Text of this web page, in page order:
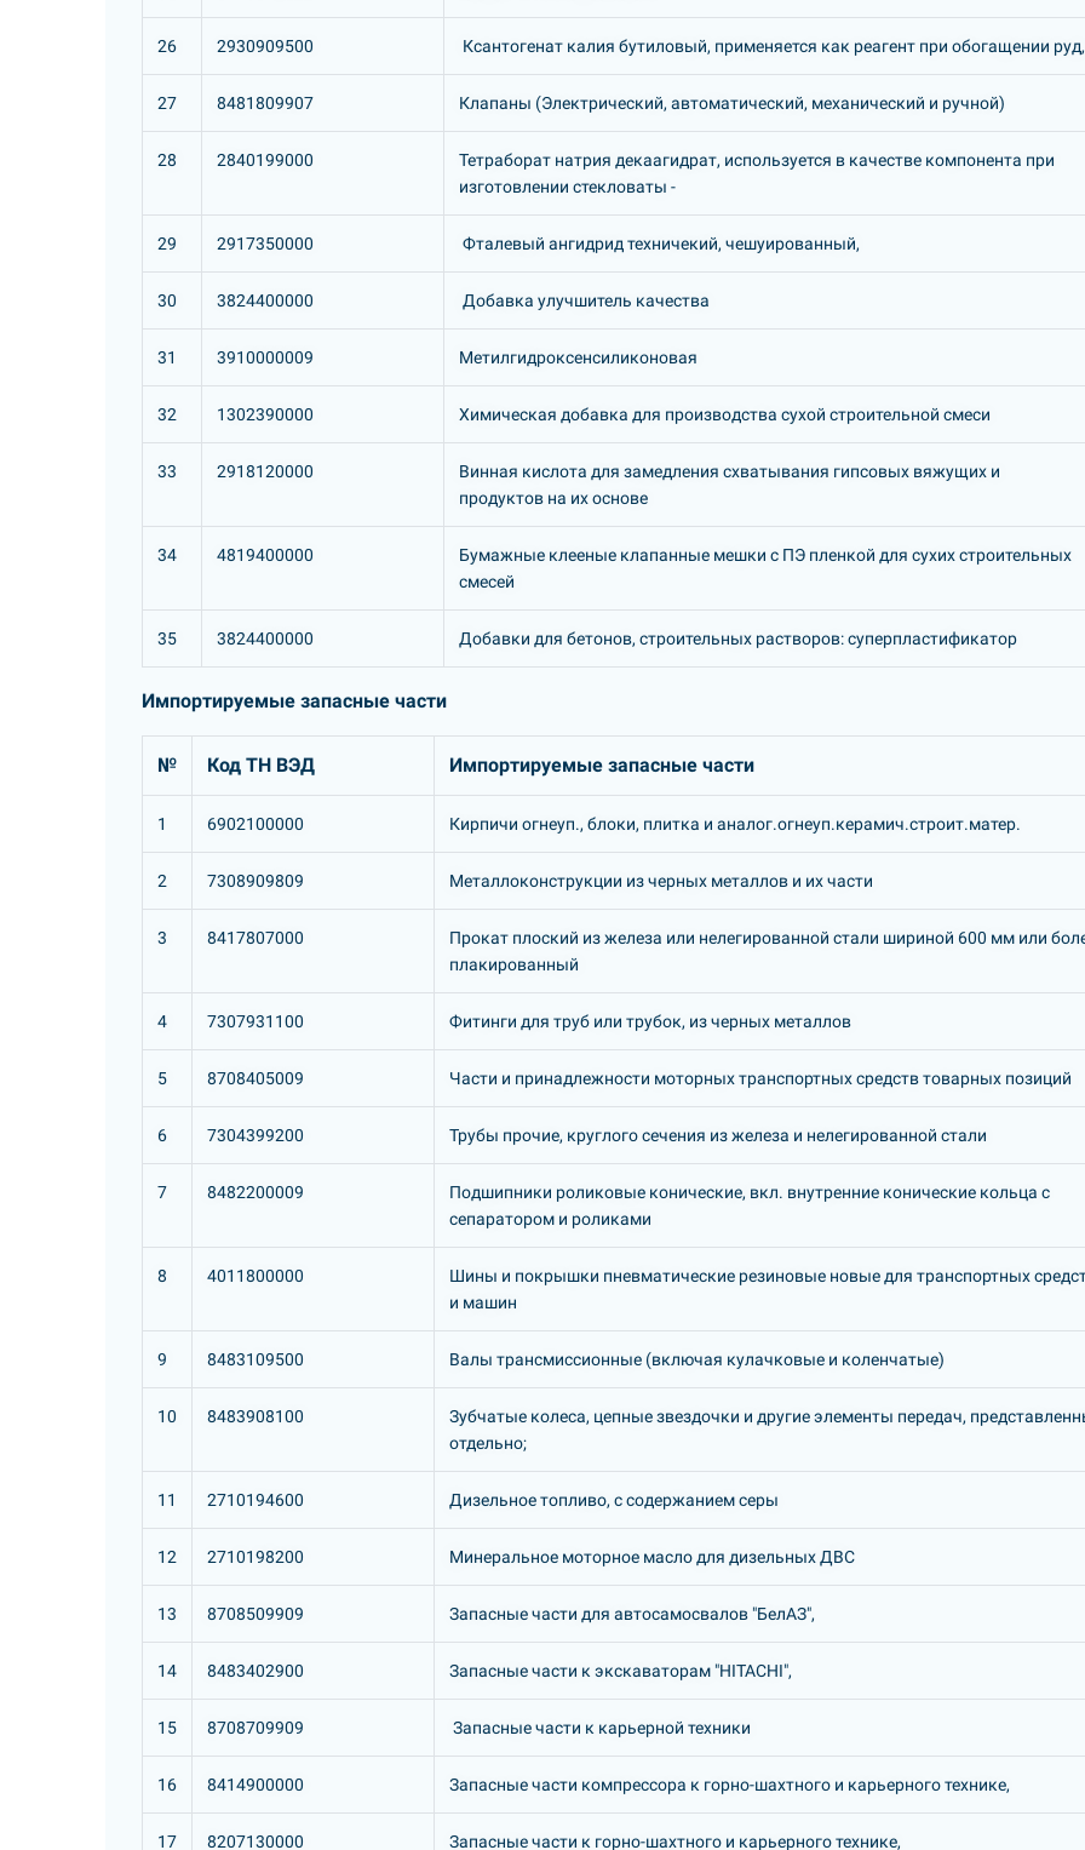
26 2930909500 Ксантогенат калия бутиловый, применяется как реагент при обогащении
27 8481809907 Клапаны (Электрический, автоматический, механический и ручной)
28 2840199000
Тетраборат натрия декаагидрат, используется в качестве компонента при
изготовлении стекловаты -
29 2917350000 Фталевый ангидрид техничекий, чешуированный,
30 3824400000 Добавка улучшитель качества
31 3910000009 Метилгидроксенсиликоновая
32 1302390000 Химическая добавка для производства сухой строительной смеси
33 2918120000
Винная кислота для замедления схватывания гипсовых вяжущих и
продуктов на их основе
34 4819400000
Бумажные клееные клапанные мешки с ПЭ пленкой для сухих строительных
смесей
35 3824400000 Добавки для бетонов, строительных растворов: суперпластификатор
Импортируемые запасные части
№ Код ТН ВЭД Импортируемые запасные части
1 6902100000 Кирпичи огнеуп., блоки, плитка и аналог.огнеуп.керамич.строит.матер.
2 7308909809 Металлоконструкции из черных металлов и их части
3 8417807000
Прокат плоский из железа или нелегированной стали шириной 600 мм или
плакированный
4 7307931100 Фитинги для труб или трубок, из черных металлов
5 8708405009 Части и принадлежности моторных транспортных средств товарных позиций
6 7304399200 Трубы прочие, круглого сечения из железа и нелегированной стали
7 8482200009
Подшипники роликовые конические, вкл. внутренние конические кольца с
сепаратором и роликами
8 4011800000
Шины и покрышки пневматические резиновые новые для транспортных
и машин
9 8483109500 Валы трансмиссионные (включая кулачковые и коленчатые)
10 8483908100
Зубчатые колеса, цепные звездочки и другие элементы передач,
отдельно;
11 2710194600 Дизельное топливо, с содержанием серы
12 2710198200 Минеральное моторное масло для дизельных ДВС
13 8708509909 Запасные части для автосамосвалов "БелАЗ",
14 8483402900 Запасные части к экскаваторам "HITACHI",
15 8708709909 Запасные части к карьерной техники
16 8414900000 Запасные части компрессора к горно-шахтного и карьерного технике,
17 8207130000 Запасные части к горно-шахтного и карьерного технике,